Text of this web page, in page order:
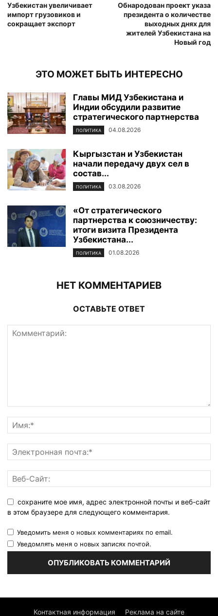
Узбекистан увеличивает
импорт грузовиков и
сокращает экспорт
Обнародован проект указа
президента о количестве
выходных днях для
жителей Узбекистана на
Новый год
ЭТО МОЖЕТ БЫТЬ ИНТЕРЕСНО
Главы МИД Узбекистана и
Индии обсудили развитие
стратегического партнерства
ПОЛИТИКА 04.08.2026
Кыргызстан и Узбекистан
начали передачу двух сел в
состав...
ПОЛИТИКА 03.08.2026
«От стратегического
партнерства к союзничеству:
итоги визита Президента
Узбекистана...
ПОЛИТИКА 01.08.2026
НЕТ КОММЕНТАРИЕВ
ОСТАВЬТЕ ОТВЕТ
сохраните мое имя, адрес электронной почты и веб-сайт
в этом браузере для следующего комментария.
Уведомить меня о новых комментариях по email.
Уведомлять меня о новых записях почтой.
Контактная информация Реклама на сайте